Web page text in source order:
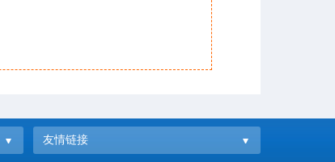
友情链接